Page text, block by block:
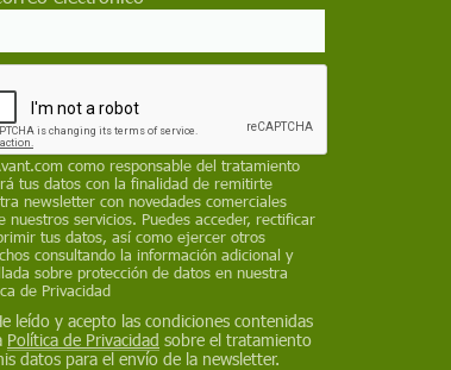
,convertimos un suelo
no permite que el agua, en
casos, las imágenes de
no es más que el
.
contra
del terreno. Como en el
ese agua que cae de golpe y
como responsable del tratamiento
tus datos con la finalidad de remitirte
newsletter con novedades comerciales
nuestros servicios. Puedes acceder, rectificar
tus datos, así como ejercer otros
consultando la información adicional y
sobre protección de datos en nuestra
de Privacidad
leído y acepto las condiciones contenidas
Política de Privacidad sobre el tratamiento
datos para el envío de la newsletter.